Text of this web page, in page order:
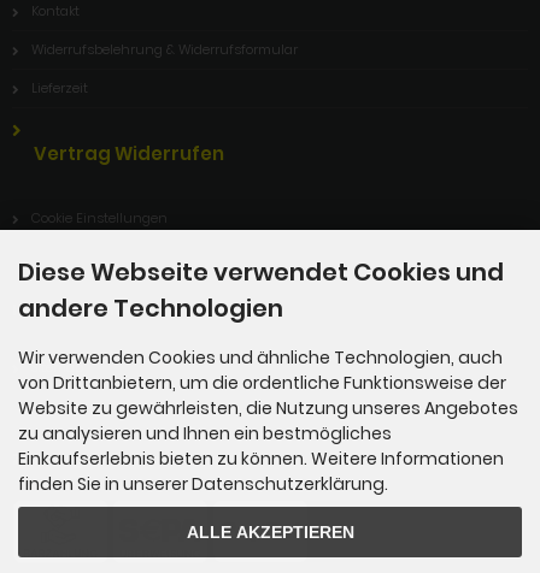
Kontakt
Widerrufsbelehrung & Widerrufsformular
Lieferzeit
Vertrag Widerrufen
Cookie Einstellungen
Informationen
Sitemap
Zahlungsmethoden
Diese Webseite verwendet Cookies und
andere Technologien
Wir verwenden Cookies und ähnliche Technologien, auch
von Drittanbietern, um die ordentliche Funktionsweise der
Website zu gewährleisten, die Nutzung unseres Angebotes
zu analysieren und Ihnen ein bestmögliches
Einkaufserlebnis bieten zu können. Weitere Informationen
finden Sie in unserer Datenschutzerklärung.
ALLE AKZEPTIEREN